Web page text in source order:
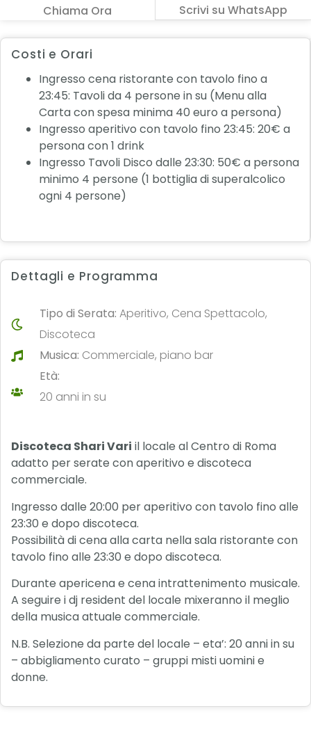
Chiama Ora Scrivi su WhatsApp
Costi e Orari
Ingresso cena ristorante con tavolo fino a
23:45: Tavoli da 4 persone in su (Menu alla
Carta con spesa minima 40 euro a persona)
Ingresso aperitivo con tavolo fino 23:45: 20€ a
persona con 1 drink
Ingresso Tavoli Disco dalle 23:30: 50€ a persona
minimo 4 persone (1 bottiglia di superalcolico
ogni 4 persone)
Dettagli e Programma
Tipo di Serata:Aperitivo, Cena Spettacolo,
Discoteca
Musica: Commerciale, piano bar
Età:
20 anni in su
Discoteca Shari Vari il locale al Centro di Roma
adatto per serate con aperitivo e discoteca
commerciale.
Ingresso dalle 20:00 per aperitivo con tavolo fino alle
23:30 e dopo discoteca.
Possibilità di cena alla carta nella sala ristorante con
tavolo fino alle 23:30 e dopo discoteca.
Durante apericena e cena intrattenimento musicale.
A seguire i dj resident del locale mixeranno il meglio
della musica attuale commerciale.
N.B. Selezione da parte del locale – eta’: 20 anni in su
– abbigliamento curato – gruppi misti uomini e
donne.